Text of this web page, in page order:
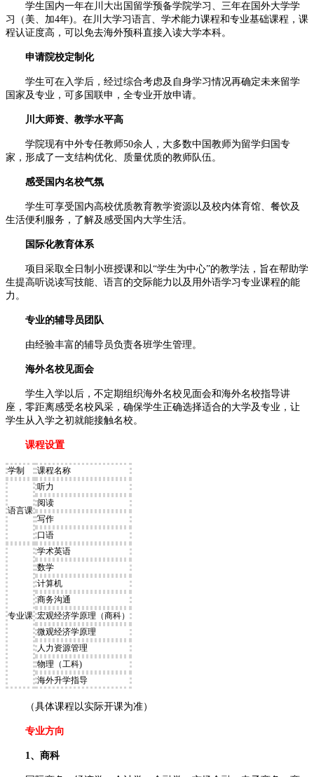
学生国内一年在川大出国留学预备学院学习、三年在国外大学学
习（美、加4年)。在川大学习语言、学术能力课程和专业基础课程，课
程认证度高，可以免去海外预科直接入读大学本科。
申请院校定制化
学生可在入学后，经过综合考虑及自身学习情况再确定未来留学
国家及专业，可多国联申，全专业开放申请。
川大师资、教学水平高
学院现有中外专任教师50余人，大多数中国教师为留学归国专
家，形成了一支结构优化、质量优质的教师队伍。
感受国内名校气氛
学生可享受国内高校优质教育教学资源以及校内体育馆、餐饮及
生活便利服务，了解及感受国内大学生活。
国际化教育体系
项目采取全日制小班授课和以“学生为中心”的教学法，旨在帮助学
生提高听说读写技能、语言的交际能力以及用外语学习专业课程的能
力。
专业的辅导员团队
由经验丰富的辅导员负责各班学生管理。
海外名校见面会
学生入学以后，不定期组织海外名校见面会和海外名校指导讲
座，零距离感受名校风采，确保学生正确选择适合的大学及专业，让
学生从入学之初就能接触名校。
课程设置
学制 课程名称
语言课
听力
阅读
写作
口语
专业课
学术英语
数学
计算机
商务沟通
宏观经济学原理（商科）
微观经济学原理
人力资源管理
物理（工科)
海外升学指导
（具体课程以实际开课为准）
专业方向
1、商科